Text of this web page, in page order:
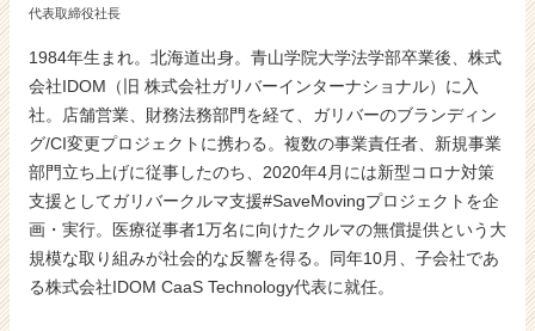
r
e
e
r）
代表取締役社長
1984年生まれ。北海道出身。青山学院大学法学部卒業後、株式
会社IDOM（旧 株式会社ガリバーインターナショナル）に入
社。店舗営業、財務法務部門を経て、ガリバーのブランディン
グ/CI変更プロジェクトに携わる。複数の事業責任者、新規事業
部門立ち上げに従事したのち、2020年4月には新型コロナ対策
支援としてガリバークルマ支援#SaveMovingプロジェクトを企
画・実行。医療従事者1万名に向けたクルマの無償提供という大
規模な取り組みが社会的な反響を得る。同年10月、子会社であ
る株式会社IDOM CaaS Technology代表に就任。